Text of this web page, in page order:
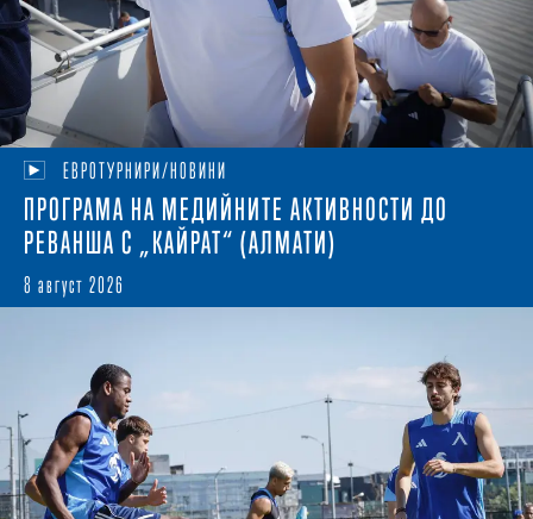
ЕВРОТУРНИРИ/НОВИНИ
ПРОГРАМА НА МЕДИЙНИТЕ АКТИВНОСТИ ДО
РЕВАНША С „КАЙРАТ“ (АЛМАТИ)
8 август 2026